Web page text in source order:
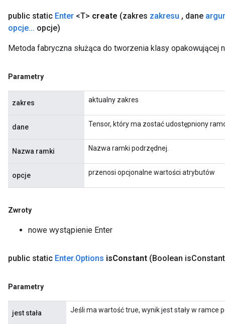
public static Enter <T> create (zakres zakresu , dane
opcje... opcje)
Metoda fabryczna służąca do tworzenia klasy opakowującej
Parametry
zakres aktualny zakres
dane Tensor, który ma zostać udostępniony
Nazwa ramki Nazwa ramki podrzędnej.
opcje przenosi opcjonalne wartości atrybutów
Zwroty
nowe wystąpienie Enter
public static Enter.Options isConstant (Boolean is
Parametry
jest stała Jeśli ma wartość true, wynik jest stały w ramce